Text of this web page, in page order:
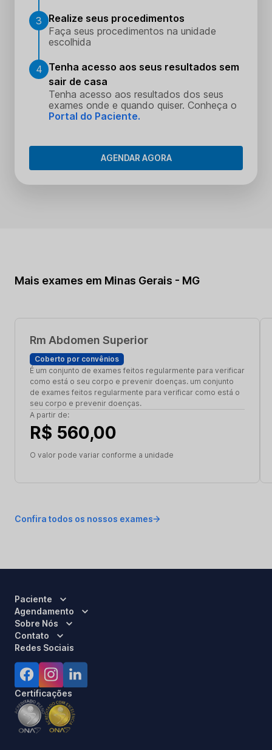
3
Realize seus procedimentos
Faça seus procedimentos na unidade
escolhida
4 Tenha acesso aos seus resultados sem
sair de casa
Tenha acesso aos resultados dos seus
exames onde e quando quiser. Conheça o
Portal do Paciente.
AGENDAR AGORA
Mais exames em Minas Gerais - MG
Rm Abdomen Superior
Coberto por convênios
É um conjunto de exames feitos regularmente para verificar
como está o seu corpo e prevenir doenças. um conjunto
de exames feitos regularmente para verificar como está o
seu corpo e prevenir doenças.
A partir de:
R$ 560,00
O valor pode variar conforme a unidade
Confira todos os nossos exames
Paciente
Agendamento
Sobre Nós
Contato
Redes Sociais
Certificações